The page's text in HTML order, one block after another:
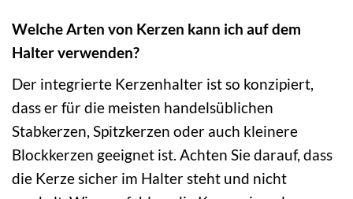
Welche Arten von Kerzen kann ich auf dem
Halter verwenden?
Der integrierte Kerzenhalter ist so konzipiert,
dass er für die meisten handelsüblichen
Stabkerzen, Spitzkerzen oder auch kleinere
Blockkerzen geeignet ist. Achten Sie darauf, dass
die Kerze sicher im Halter steht und nicht